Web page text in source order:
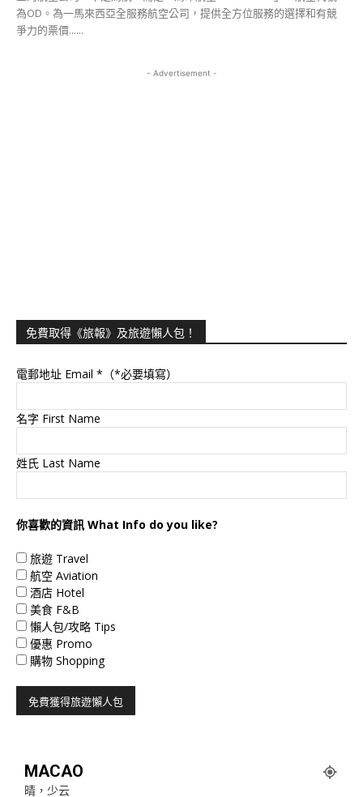
為OD。為一馬來西亞全服務航空公司，提供全方位服務的選擇和有競
爭力的票價......
- Advertisement -
免費取得《旅報》及旅遊懶人包！
電郵地址 Email *（*必要填寫）
名字 First Name
姓氏 Last Name
你喜歡的資訊 What Info do you like?
旅遊 Travel
航空 Aviation
酒店 Hotel
美食 F&B
懶人包/攻略 Tips
優惠 Promo
購物 Shopping
MACAO
晴，少云